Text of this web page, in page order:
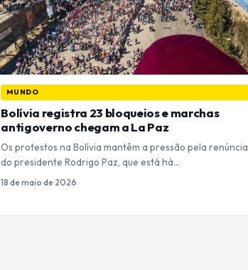
MUNDO
Bolívia registra 23 bloqueios e marchas
antigoverno chegam a La Paz
Os protestos na Bolívia mantêm a pressão pela renúncia
do presidente Rodrigo Paz, que está há…
18 de maio de 2026